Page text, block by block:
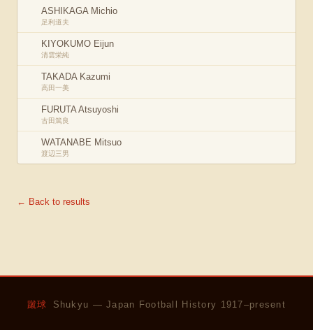
ASHIKAGA Michio
足利道夫
KIYOKUMO Eijun
清雲栄純
TAKADA Kazumi
高田一美
FURUTA Atsuyoshi
古田篤良
WATANABE Mitsuo
渡辺三男
← Back to results
蹴球 Shukyu — Japan Football History 1917–present